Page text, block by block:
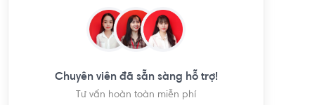
Chuyên viên đã sẵn sàng hỗ trợ!
Tư vấn hoàn toàn miễn phí